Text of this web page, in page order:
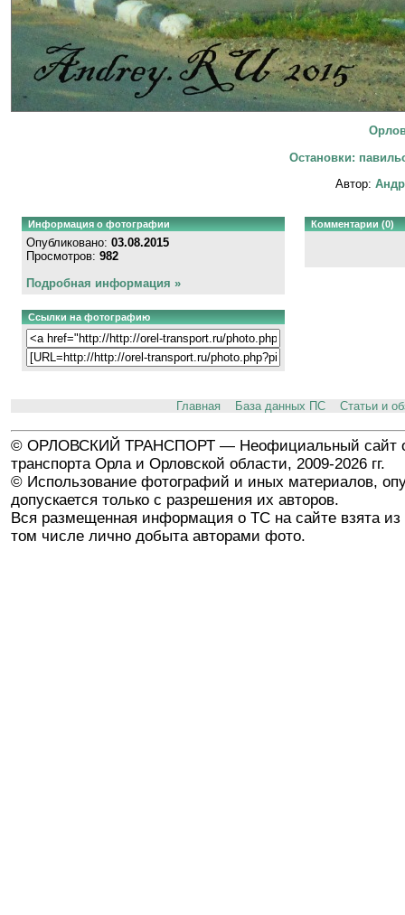
Остановки:
Автор:
Информация о фотографии
Опубликовано: 03.08.2015
Просмотров: 982
Подробная информация »
Ссылки на фотографию
Комментарии (0)
Главная База данных ПС Статьи и
© ОРЛОВСКИЙ ТРАНСПОРТ — Неофициальный сайт
транспорта Орла и Орловской области, 2009-2026 гг.
© Использование фотографий и иных материалов,
допускается только с разрешения их авторов.
Вся размещенная информация о ТС на сайте взята из
том числе лично добыта авторами фото.